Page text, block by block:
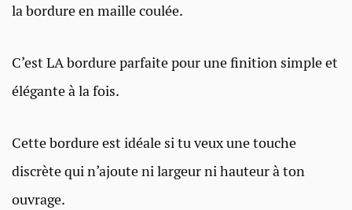
la bordure en maille coulée.
C’est LA bordure parfaite pour une finition simple et
élégante à la fois.
Cette bordure est idéale si tu veux une touche
discrète qui n’ajoute ni largeur ni hauteur à ton
ouvrage.